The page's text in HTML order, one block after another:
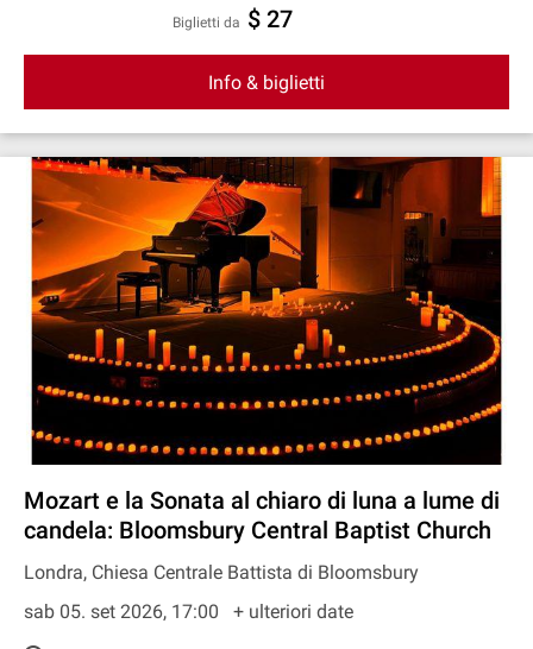
Biglietti da $ 27
Info & biglietti
Mozart e la Sonata al chiaro di luna a lume di
candela: Bloomsbury Central Baptist Church
Londra, Chiesa Centrale Battista di Bloomsbury
sab 05. set 2026, 17:00
+ ulteriori date